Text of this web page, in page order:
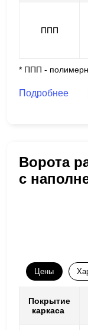
ППП
* ППП -
Подробнее
Ворота
с
Цены
Покрытие
каркаса